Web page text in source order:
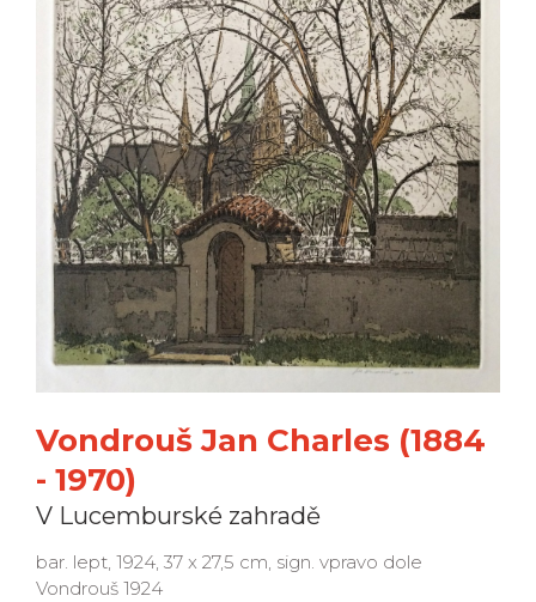
Vondrouš Jan Charles (1884
- 1970)
V Lucemburské zahradě
bar. lept, 1924, 37 x 27,5 cm, sign. vpravo dole
Vondrouš 1924